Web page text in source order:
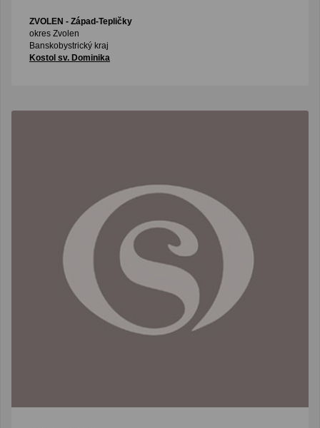
ZVOLEN - Západ-Tepličky
okres Zvolen
Banskobystrický kraj
Kostol sv. Dominika